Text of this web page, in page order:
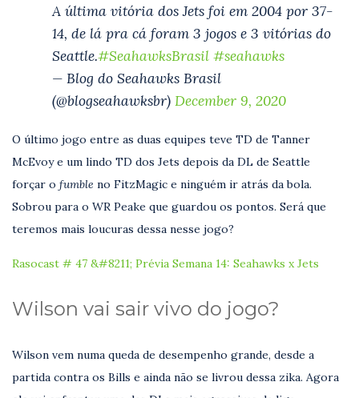
A última vitória dos Jets foi em 2004 por 37-
14, de lá pra cá foram 3 jogos e 3 vitórias do
Seattle.#SeahawksBrasil #seahawks
— Blog do Seahawks Brasil
(@blogseahawksbr) December 9, 2020
O último jogo entre as duas equipes teve TD de Tanner
McEvoy e um lindo TD dos Jets depois da DL de Seattle
forçar o fumble no FitzMagic e ninguém ir atrás da bola.
Sobrou para o WR Peake que guardou os pontos. Será que
teremos mais loucuras dessa nesse jogo?
Rasocast # 47 &#8211; Prévia Semana 14: Seahawks x Jets
Wilson vai sair vivo do jogo?
Wilson vem numa queda de desempenho grande, desde a
partida contra os Bills e ainda não se livrou dessa zika. Agora